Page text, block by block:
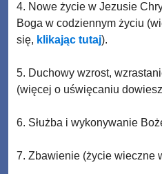
4. Nowe życie w Jezusie
Boga w codziennym życiu
się, klikając tutaj).
5. Duchowy wzrost,
(więcej o uświęcaniu
6. Służba i wykonywanie
7. Zbawienie (życie wieczne